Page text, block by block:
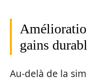
gains
Au-delà de la